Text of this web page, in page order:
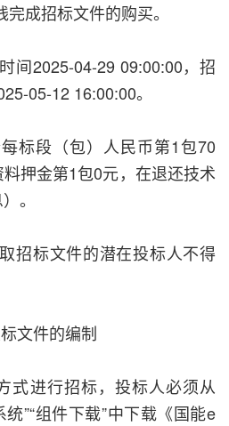
成招标文件的购买。
间2025-04-29 09:00:00，招
05-12 16:00:00。
标段（包）人民币第1包70
押金第1包0元，在退还技术
。
招标文件的潜在投标人不得
文件的编制
式进行招标，投标人必须从
”“组件下载”中下载《国能e